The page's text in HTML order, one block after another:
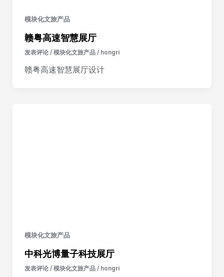
模块化文旅产品
赣粤高速智慧展厅
发表评论 / 模块化文旅产品/ hongri
赣粤高速智慧展厅设计
模块化文旅产品
中科光博量子科技展厅
发表评论 /模块化文旅产品/ hongri